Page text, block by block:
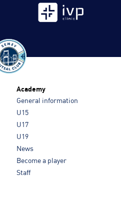
Academy
General information
U15
U17
U19
News
Become a player
Staff